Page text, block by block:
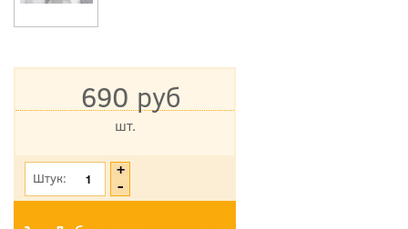
690 руб
шт.
Штук: